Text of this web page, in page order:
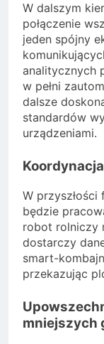
W dalszym
połączenie
jeden spójny
analitycznych
w pełni
dalsze
standardów
urządzeniami.
W
będzie
robot rolniczy
dostarczy
smart-
przekazując
mniejszych